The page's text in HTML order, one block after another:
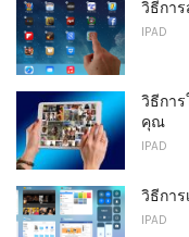
วิธีกา
IPAD
วิธีกา
คุณ
IPAD
วิธีกา
IPAD